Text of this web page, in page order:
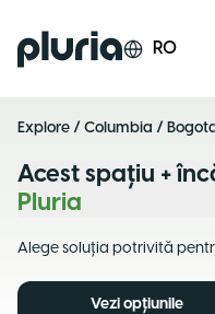
Logo Pluria RO
Explore / Columbia /
Acest spațiu +
Pluria
Alege soluția potrivită
Vezi opțiunile